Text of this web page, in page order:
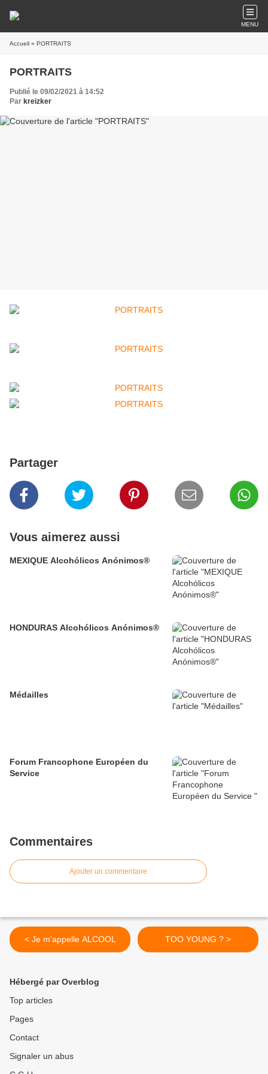
MENU
Accueil » PORTRAITS
PORTRAITS
Publié le 09/02/2021 à 14:52
Par kreizker
Partager
Vous aimerez aussi
MEXIQUE Alcohólicos Anónimos®
HONDURAS Alcohólicos Anónimos®
Médailles
Forum Francophone Européen du
Service
Commentaires
Ajouter un commentaire
< Je m'appelle ALCOOL TOO YOUNG ? >
Hébergé par Overblog
Top articles
Pages
Contact
Signaler un abus